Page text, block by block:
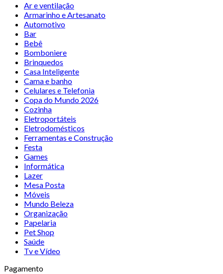
Ar e ventilação
Armarinho e Artesanato
Automotivo
Bar
Bebê
Bomboniere
Brinquedos
Casa Inteligente
Cama e banho
Celulares e Telefonia
Copa do Mundo 2026
Cozinha
Eletroportáteis
Eletrodomésticos
Ferramentas e Construção
Festa
Games
Informática
Lazer
Mesa Posta
Móveis
Mundo Beleza
Organização
Papelaria
Pet Shop
Saúde
Tv e Vídeo
Pagamento